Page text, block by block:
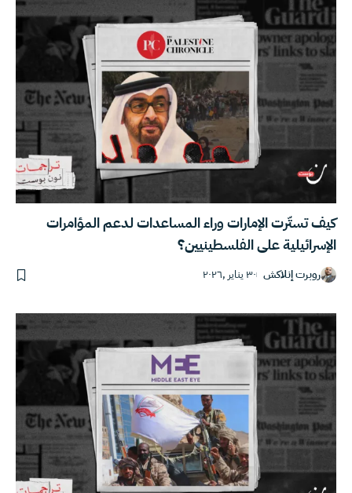
كيف تستّرت الإمارات وراء المساعدات لدعم المؤامرات
الإسرائيلية على الفلسطينيين؟
روبرت إنلاكش ٣٠ يناير ,٢٠٢٦